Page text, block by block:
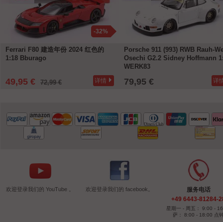
-32%
Ferrari F80 建造年份 2024 红色的
1:18 Bburago
49,95 € 72,99 € 详情
Porsche 911 (993) RWB Rauh-
Osechi G2.2 Sidney Hoffmann
WERK83
79,95 € 详
欢迎登录我们的 YouTube 。 欢迎登录我们的 facebook。
服务电话
+49 6443-81284-
星期一 - 周五： 9:00 -
萨： 8:00 - 18:00 点